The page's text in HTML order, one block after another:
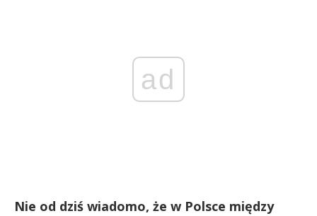
ad
Nie od dziś wiadomo, że w Polsce między